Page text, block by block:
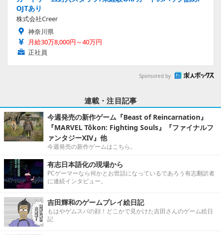
OJTあり
株式会社Creer
神奈川県
月給30万8,000円～40万円
正社員
Sponsored by
連載・注目記事
今週発売の新作ゲーム『Beast of Reincarnation』
『MARVEL Tōkon: Fighting Souls』『ファイナルフ
ァンタジーXIV』他
今週発売の新作ゲームはこちら。
有志日本語化の現場から
PCゲーマーなら何かとお世話になっているであろう有志翻訳者
に連続インタビュー。
吉田輝和のゲームプレイ絵日記
もはやゲムスパの顔！どこかで見かけた吉田さんのゲーム絵日
記